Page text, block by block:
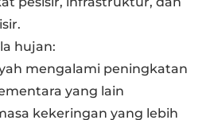
hujan:
mengalami peningkatan
yang lain
kekeringan yang lebih